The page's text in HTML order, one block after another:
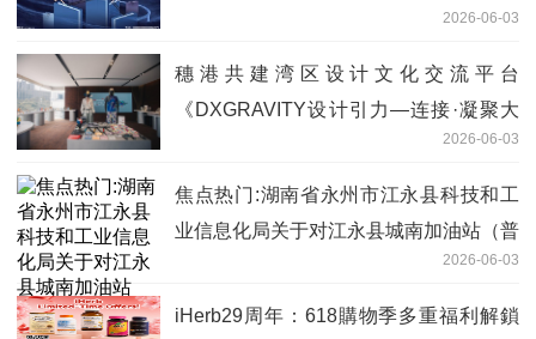
2026-06-03
穗港共建湾区设计文化交流平台
《DXGRAVITY设计引力—连接·凝聚大
2026-06-03
焦点热门:湖南省永州市江永县科技和工
业信息化局关于对江永县城南加油站（普
2026-06-03
iHerb29周年：618購物季多重福利解鎖